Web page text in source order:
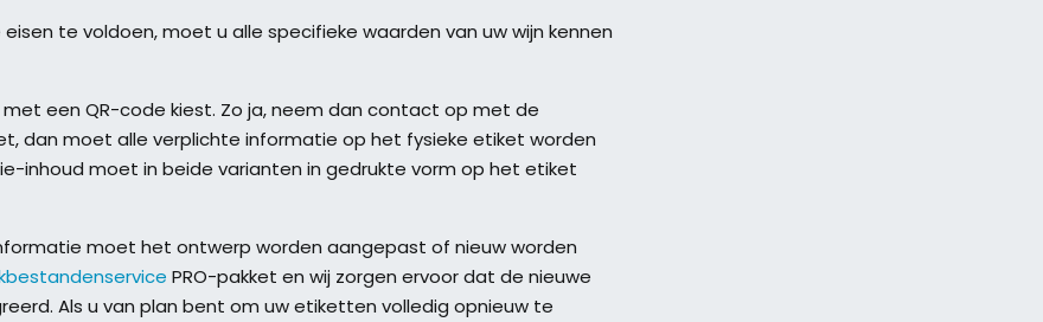
te voldoen, moet u alle specifieke waarden van uw wijn kennen
een QR-code kiest. Zo ja, neem dan contact op met de
dan moet alle verplichte informatie op het fysieke etiket worden
inhoud moet in beide varianten in gedrukte vorm op het etiket
moet het ontwerp worden aangepast of nieuw worden
PRO-pakket en wij zorgen ervoor dat de nieuwe
Als u van plan bent om uw etiketten volledig opnieuw te